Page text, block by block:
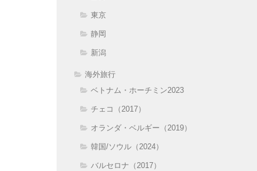
東京
静岡
新潟
海外旅行
ベトナム・ホーチミン2023
チェコ（2017）
オランダ・ベルギー（2019）
韓国/ソウル（2024）
バルセロナ（2017）